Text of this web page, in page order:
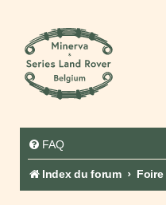
FAQ
Index du forum